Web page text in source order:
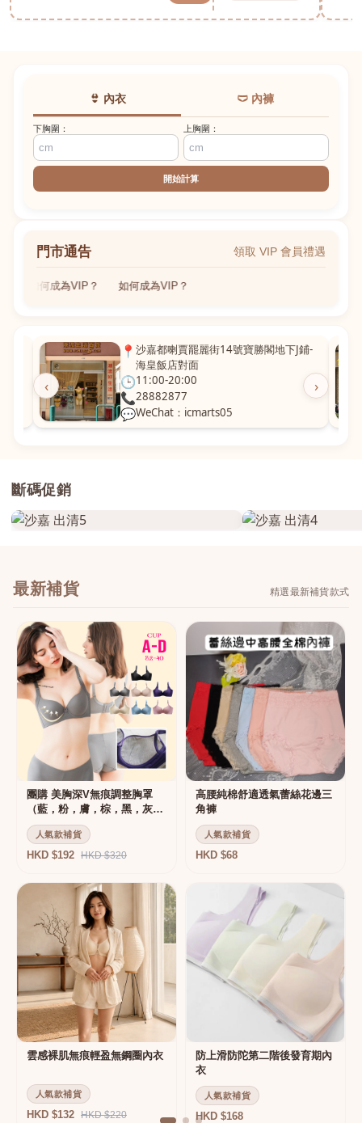
👙 內衣 🩲 內褲
下胸圍： 上胸圍：
開始計算
門市通告 領取 VIP 會員禮遇
如何成為VIP？ 如何成為VIP？
‹ ›
📍 沙嘉都喇賈罷麗街14號寶勝閣地下J鋪-
海皇飯店對面
🕒11:00-20:00
📞28882877
💬WeChat：icmarts05
斷碼促銷
最新補貨 精選最新補貨款式
團購 美胸深V無痕調整胸罩
（藍，粉，膚，棕，黑，灰）
集中托高運動可穿
人氣款補貨
HKD $192 HKD $320
高腰純棉舒適透氣蕾絲花邊三
角褲
人氣款補貨
HKD $68
雲感裸肌無痕輕盈無鋼圈內衣
人氣款補貨
HKD $132 HKD $220
防上滑防陀第二階後發育期內
衣
人氣款補貨
HKD $168